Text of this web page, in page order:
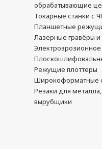
обрабатывающие
Токарные станки с
Планшетные
Лазерные гравёры
Режущие плоттеры
Широкоформатные
Резаки для
вырубщики